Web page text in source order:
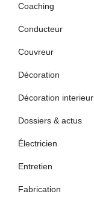
Coaching
Conducteur
Couvreur
Décoration
Décoration interieur
Dossiers & actus
Électricien
Entretien
Fabrication